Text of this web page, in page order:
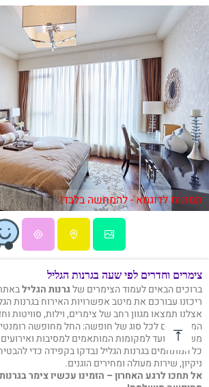
תמונות לדוגמא - להמחשה בלבד!
צימרים וחדרים לפי שעה בגרנות הגליל
ברוכים הבאים לעמוד הצימרים שלגרנות הגליל
ריכזנו עבורכם את מיטב אפשרויות האירוח בגרנות
אצלנו תמצאו מגוון רחב של צימרים, וילות, סוויטות
המתאימים לכל סוג של חופשה: החל מחופשה
משפחתי ועד למקומות המותאמים למסיבות
כל המתחמים בגרנות הגליל נבדקו בקפידה כדי
ניקיון, שירות מעולה ומחירים הוגנים.
אל תחכו לרגע האחרון – הזמינו עכשיו צימר